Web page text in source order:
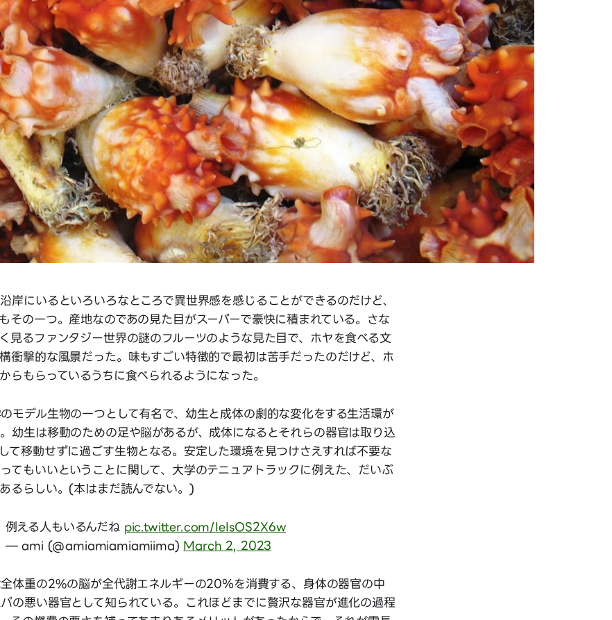
岸にいるといろいろなところで異世界感を感じることができるのだけど、
その一つ。産地なのであの見た目がスーパーで豪快に積まれている。さな
見るファンタジー世界の謎のフルーツのような見た目で、ホヤを食べる文
衝撃的な風景だった。味もすごい特徴的で最初は苦手だったのだけど、ホ
らもらっているうちに食べられるようになった。
モデル生物の一つとして有名で、幼生と成体の劇的な変化をする生活環が
幼生は移動のための足や脳があるが、成体になるとそれらの器官は取り込
て移動せずに過ごす生物となる。安定した環境を見つけさえすれば不要な
てもいいということに関して、大学のテニュアトラックに例えた、だいぶ
るらしい。(本はまだ読んでない。)
例える人もいるんだね pic.twitter.com/IeIsOS2X6w
— ami (@amiamiamiamiima) March 2, 2023
体重の2%の脳が全代謝エネルギーの20％を消費する、身体の器官の中
の悪い器官として知られている。これほどまでに贅沢な器官が進化の過程